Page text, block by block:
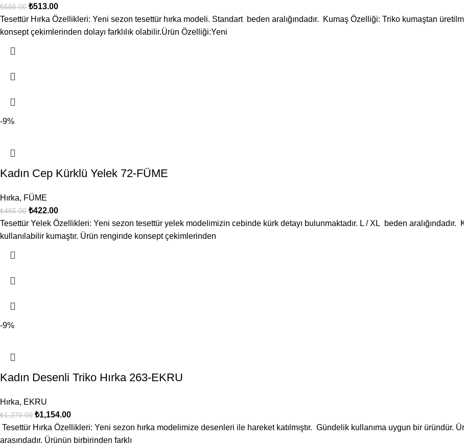
₺565.00 ₺513.00
Tesettür Hırka Özellikleri: Yeni sezon tesettür hırka modeli. Standart beden aralığındadır. Kumaş Özelliği: Triko kumaştan
konsept çekimlerinden dolayı farklılık olabilir.Ürün Özelliği:Yeni
-9%
Kadın Cep Kürklü Yelek 72-FÜME
Hırka, FÜME
₺465.00 ₺422.00
Tesettür Yelek Özellikleri: Yeni sezon tesettür yelek modelimizin cebinde kürk detayı bulunmaktadır. L / XL beden
kullanılabilir kumaştır. Ürün renginde konsept çekimlerinden
-9%
Kadın Desenli Triko Hırka 263-EKRU
Hırka, EKRU
₺1,270.00 ₺1,154.00
Tesettür Hırka Özellikleri: Yeni sezon hırka modelimize desenleri ile hareket katılmıştır. Gündelik kullanıma uygun bir üründür.
arasındadır. Ürünün birbirinden farklı